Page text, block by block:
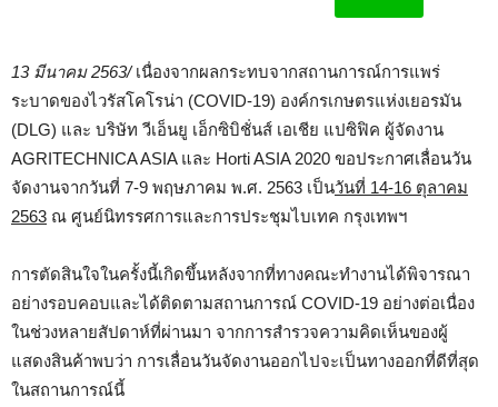
13 มีนาคม 2563/เนื่องจากผลกระทบจากสถานการณ์การแพร่
ระบาดของไวรัสโคโรน่า (COVID-19) องค์กรเกษตรแห่งเยอรมัน
(DLG) และ บริษัท วีเอ็นยู เอ็กซิบิชั่นส์ เอเชีย แปซิฟิค ผู้จัดงาน
AGRITECHNICA ASIA และ Horti ASIA 2020 ขอประกาศเลื่อนวัน
จัดงานจากวันที่ 7-9 พฤษภาคม พ.ศ. 2563 เป็นวันที่ 14-16 ตุลาคม
2563 ณ ศูนย์นิทรรศการและการประชุมไบเทค กรุงเทพฯ
การตัดสินใจในครั้งนี้เกิดขึ้นหลังจากที่ทางคณะทำงานได้พิจารณา
อย่างรอบคอบและได้ติดตามสถานการณ์ COVID-19 อย่างต่อเนื่อง
ในช่วงหลายสัปดาห์ที่ผ่านมา จากการสำรวจความคิดเห็นของผู้
แสดงสินค้าพบว่า การเลื่อนวันจัดงานออกไปจะเป็นทางออกที่ดีที่สุด
ในสถานการณ์นี้